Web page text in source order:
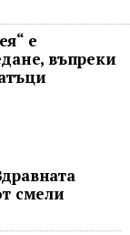
е
въпреки
смели